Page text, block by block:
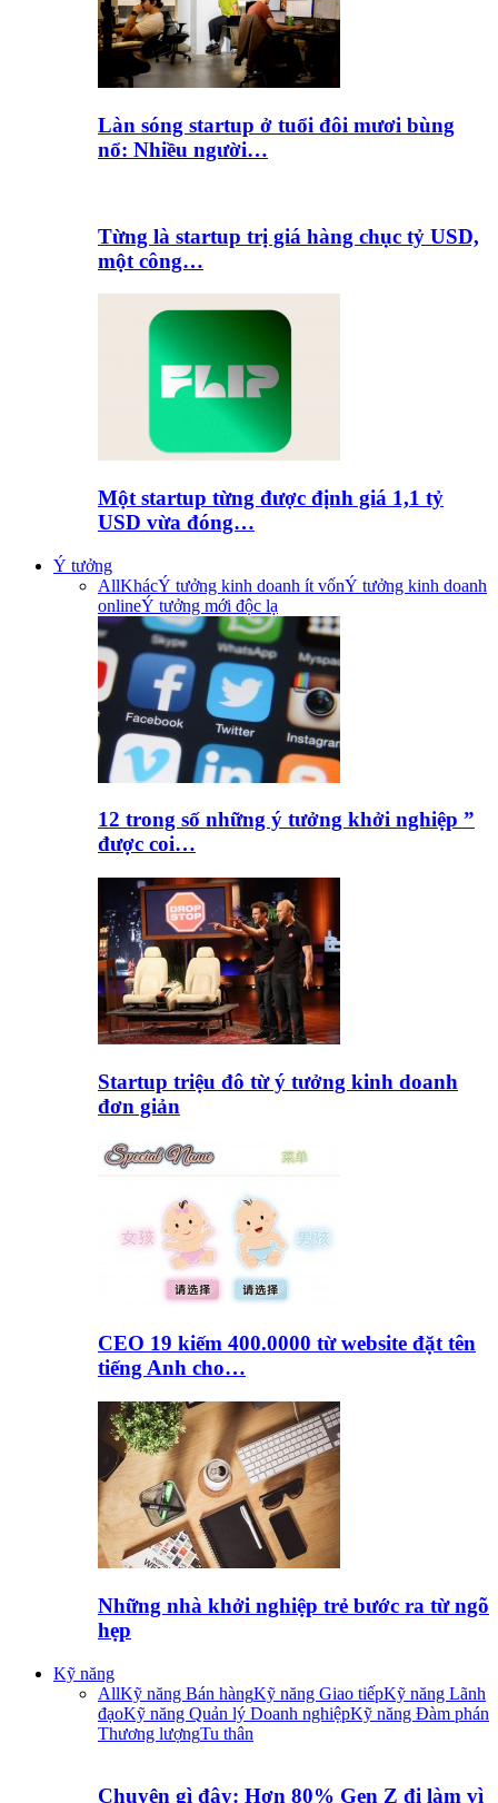
Làn sóng startup ở tuổi đôi mươi bùng
nổ: Nhiều người…
Từng là startup trị giá hàng chục tỷ USD,
một công…
Một startup từng được định giá 1,1 tỷ
USD vừa đóng…
Ý tưởng
AllKhácÝ tưởng kinh doanh ít vốnÝ tưởng kinh doanh
onlineÝ tưởng mới độc lạ
12 trong số những ý tưởng khởi nghiệp ”
được coi…
Startup triệu đô từ ý tưởng kinh doanh
đơn giản
CEO 19 kiếm 400.0000 từ website đặt tên
tiếng Anh cho…
Những nhà khởi nghiệp trẻ bước ra từ ngõ
hẹp
Kỹ năng
AllKỹ năng Bán hàngKỹ năng Giao tiếpKỹ năng Lãnh
đạoKỹ năng Quản lý Doanh nghiệpKỹ năng Đàm phán
Thương lượngTu thân
Chuyện gì đây: Hơn 80% Gen Z đi làm vì